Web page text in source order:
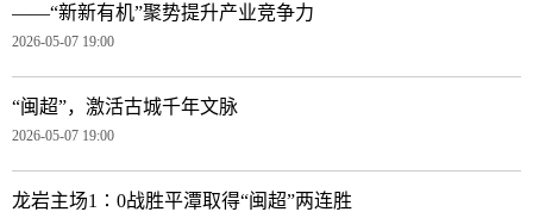
——“新新有机”聚势提升产业竞争力
2026-05-07 19:00
“闽超”，激活古城千年文脉
2026-05-07 19:00
龙岩主场1∶0战胜平潭取得“闽超”两连胜